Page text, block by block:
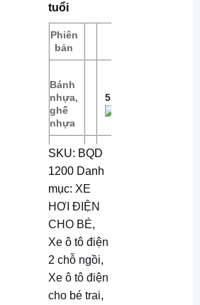
tuổi
Phiên
bản
Bánh
nhựa,
ghế
nhựa
5.190.000
Bánh
nhựa,
ghế
Bánh
cao
su,
ghế
SKU: BQD
1200 Danh
mục: XE
HƠI ĐIỆN
CHO BÉ,
Xe ô tô điện
2 chỗ ngồi,
Xe ô tô điện
cho bé trai,